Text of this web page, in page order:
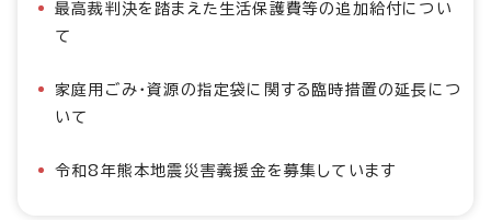
最高裁判決を踏まえた生活保護費等の追加給付につい
て
家庭用ごみ・資源の指定袋に関する臨時措置の延長につ
いて
令和8年熊本地震災害義援金を募集しています